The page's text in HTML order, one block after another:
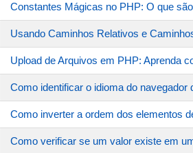
Constantes Mágicas no PHP: O que
Usando Caminhos Relativos e
Upload de Arquivos em PHP: Aprenda
Como identificar o idioma do navegador
Como inverter a ordem dos elementos
Como verificar se um valor existe em